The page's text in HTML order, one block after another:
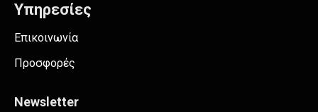
Υπηρεσίες
Επικοινωνία
Προσφορές
Newsletter